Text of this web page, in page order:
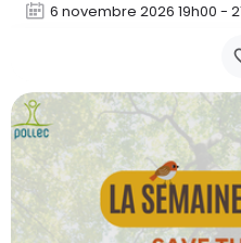
6 novembre 2026 19h00 -